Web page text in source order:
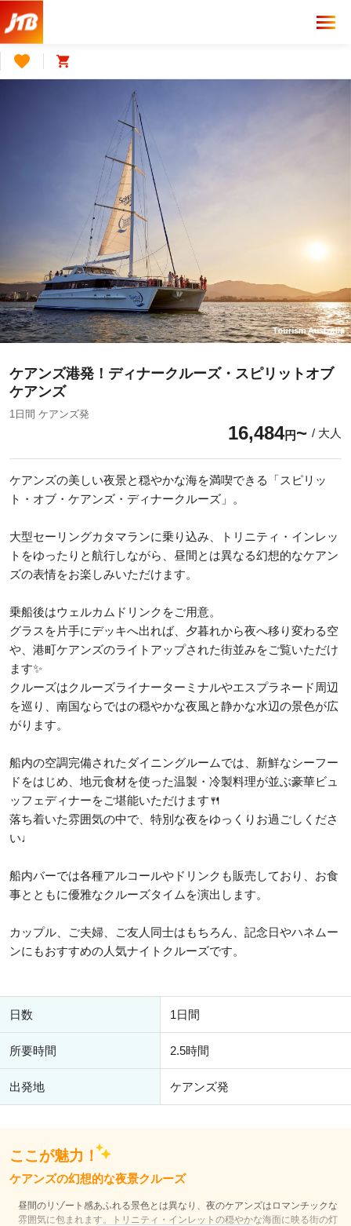
ケアンズ港発！ディナークルーズ・スピリットオブ
ケアンズ
1日間 ケアンズ発
16,484円 / 大人
ケアンズの美しい夜景と穏やかな海を満喫できる「スピリッ
ト・オブ・ケアンズ・ディナークルーズ」。
大型セーリングカタマランに乗り込み、トリニティ・インレッ
トをゆったりと航行しながら、昼間とは異なる幻想的なケアン
ズの表情をお楽しみいただけます。
乗船後はウェルカムドリンクをご用意。
グラスを片手にデッキへ出れば、夕暮れから夜へ移り変わる空
や、港町ケアンズのライトアップされた街並みをご覧いただけ
ます✨
クルーズはクルーズライナーターミナルやエスプラネード周辺
を巡り、南国ならではの穏やかな夜風と静かな水辺の景色が広
がります。
船内の空調完備されたダイニングルームでは、新鮮なシーフー
ドをはじめ、地元食材を使った温製・冷製料理が並ぶ豪華ビュ
ッフェディナーをご堪能いただけます🍴
落ち着いた雰囲気の中で、特別な夜をゆっくりお過ごしくださ
い♩
船内バーでは各種アルコールやドリンクも販売しており、お食
事とともに優雅なクルーズタイムを演出します。
カップル、ご夫婦、ご友人同士はもちろん、記念日やハネムー
ンにもおすすめの人気ナイトクルーズです。
日数 1日間
所要時間 2.5時間
出発地 ケアンズ発
ここが魅力！
ケアンズの幻想的な夜景クルーズ
昼間のリゾート感あふれる景色とは異なり、夜のケアンズはロマンチックな
雰囲気に包まれます。トリニティ・インレットの穏やかな海面に映る街の灯